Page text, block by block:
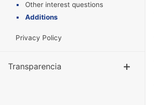
Other interest questions
Additions
Privacy Policy
Transparencia